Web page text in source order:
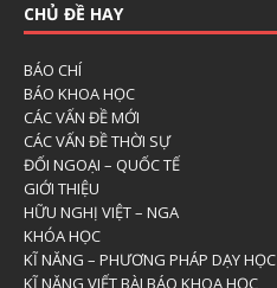
CHỦ ĐỀ HAY
BÁO CHÍ
BÁO KHOA HỌC
CÁC VẤN ĐỀ MỚI
CÁC VẤN ĐỀ THỜI SỰ
ĐỐI NGOẠI – QUỐC TẾ
GIỚI THIỆU
HỮU NGHỊ VIỆT – NGA
KHÓA HỌC
KĨ NĂNG – PHƯƠNG PHÁP DẠY HỌC
KĨ NĂNG VIẾT BÀI BÁO KHOA HỌC